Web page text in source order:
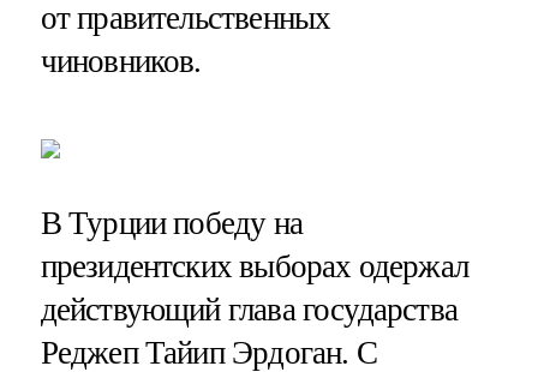
от правительственных
чиновников.
В Турции победу на
президентских выборах одержал
действующий глава государства
Реджеп Тайип Эрдоган. С